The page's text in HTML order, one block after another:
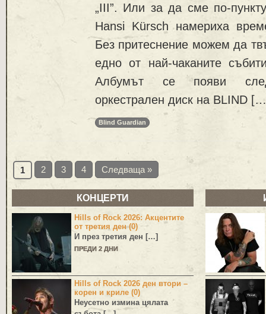
„III”. Или за да сме по-
Hansi Kürsch намериха
Без притеснение можем да
едно от най-чаканите
Албумът се появи след
оркестрален диск на BLIND
Blind Guardian
1 2 3 4 Следваща »
КОНЦЕРТИ
Hills of Rock 2026: Акцентите
от третия ден (0)
И през третия ден […]
ПРЕДИ 2 ДНИ
Hills of Rock 2026 ден втори –
корен и криле (0)
Неусетно измина цялата